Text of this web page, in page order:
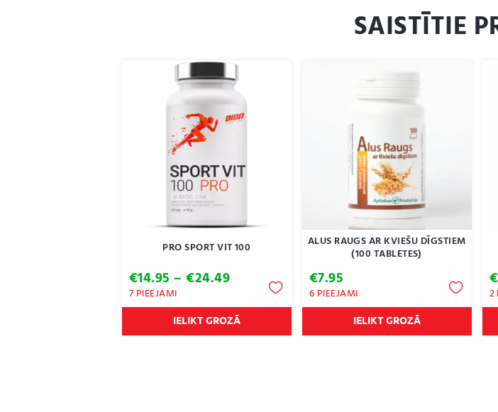
SAISTĪTIE
PRO SPORT VIT 100
€14.95 – €24.49Price
range:
€14.95
through
€24.49
7 PIEEJAMI
IELIKT GROZĀ
ALUS RAUGS AR KVIEŠU DĪGSTIEM
(100 TABLETES)
€7.95
6 PIEEJAMI
IELIKT GROZĀ
€
2